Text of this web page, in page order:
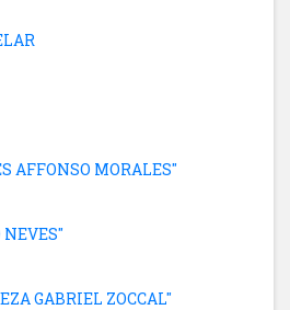
AFFONSO MORALES"
NEVES"
GABRIEL ZOCCAL"